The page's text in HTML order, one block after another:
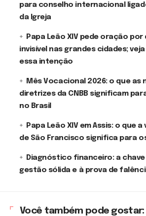
para conselho internacional
da Igreja
Papa Leão XIV pede oração
invisível nas grandes cidades;
essa intenção
Mês Vocacional 2026: o que as
diretrizes da CNBB significam
no Brasil
Papa Leão XIV em Assis: o que
de São Francisco significa para
Diagnóstico financeiro: a
gestão sólida e à prova de
Você também pode gostar: